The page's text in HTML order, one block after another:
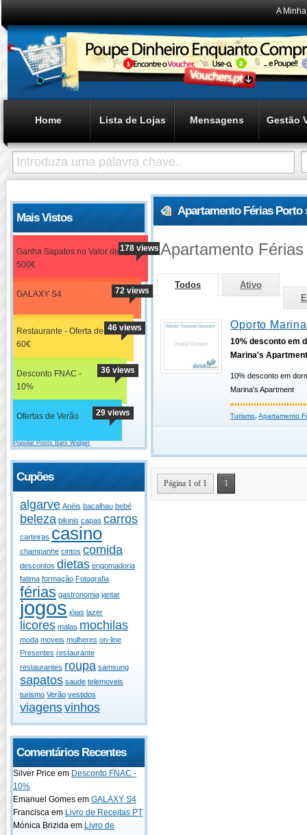
A
Home Lista de Lojas Mensagens Gestão
Mais Vistos
Ganha Sapatos no Valor de
500€
178 views
GALAXY S4 72 views
Restaurante - Oferta de
60€
46 views
Desconto FNAC -
10%
36 views
Ofertas de Verão 29 views
Popular Posts Bars Widget
Cupões
algarve Anéis bacalhau bebé
beleza bikinis capas carros
carteiras casino
champanhe cintos comida
descontos dietas engomadoria
fatima formação Fotografia
férias gastronomia jantar
jogos jóias lazer
licores malas mochilas
moda moveis mulheres on-line
Presentes restaurante
restaurantes roupa samsung
sapatos saude telemoveis
turismo Verão vestidos
viagensvinhos
Comentários Recentes
Silver Price em Desconto FNAC -
10%
Emanuel Gomes em GALAXY S4
Francisca em Livro de Receitas PT
Mónica Brizida em Livro de
Apartamento Férias Porto
Apartamento
Todos
Ativo
Oporto
10% desconto em
Marina's
10% desconto em
Marina's Apartment
Turismo ,Apartamento
Página 1 of 1 1